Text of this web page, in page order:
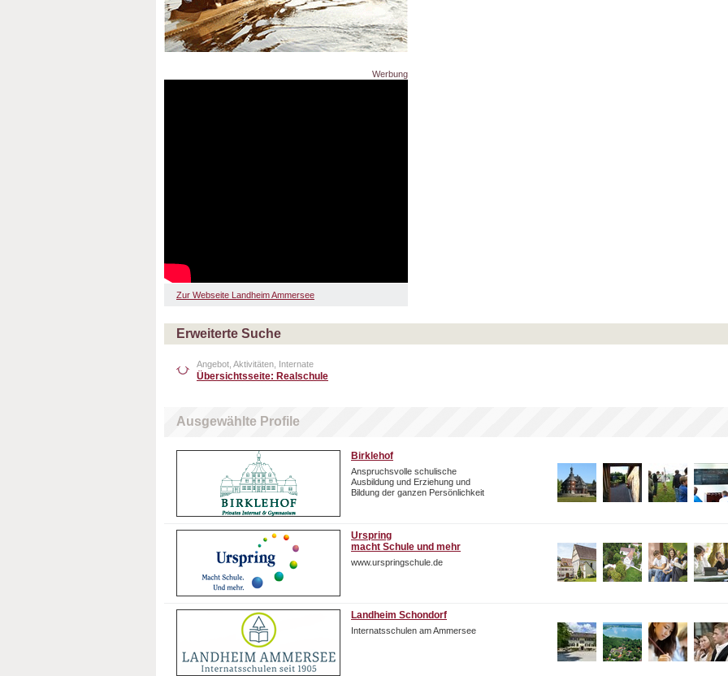
Werbung
Zur Webseite Landheim Ammersee
Erweiterte Suche
Angebot, Aktivitäten, Internate
Übersichtsseite: Realschule
Ausgewählte Profile
Birklehof
Anspruchsvolle schulische
Ausbildung und Erziehung und
Bildung der ganzen Persönlichkeit
Urspring
macht Schule und mehr
www.urspringschule.de
Landheim Schondorf
Internatsschulen am Ammersee